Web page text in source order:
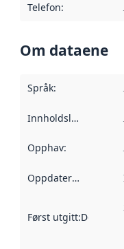
Telefon:
Om dataene
Språk:
Innholdsleverandører
Opphav:
Oppdateringsfrekvens
Først utgitt:Denne